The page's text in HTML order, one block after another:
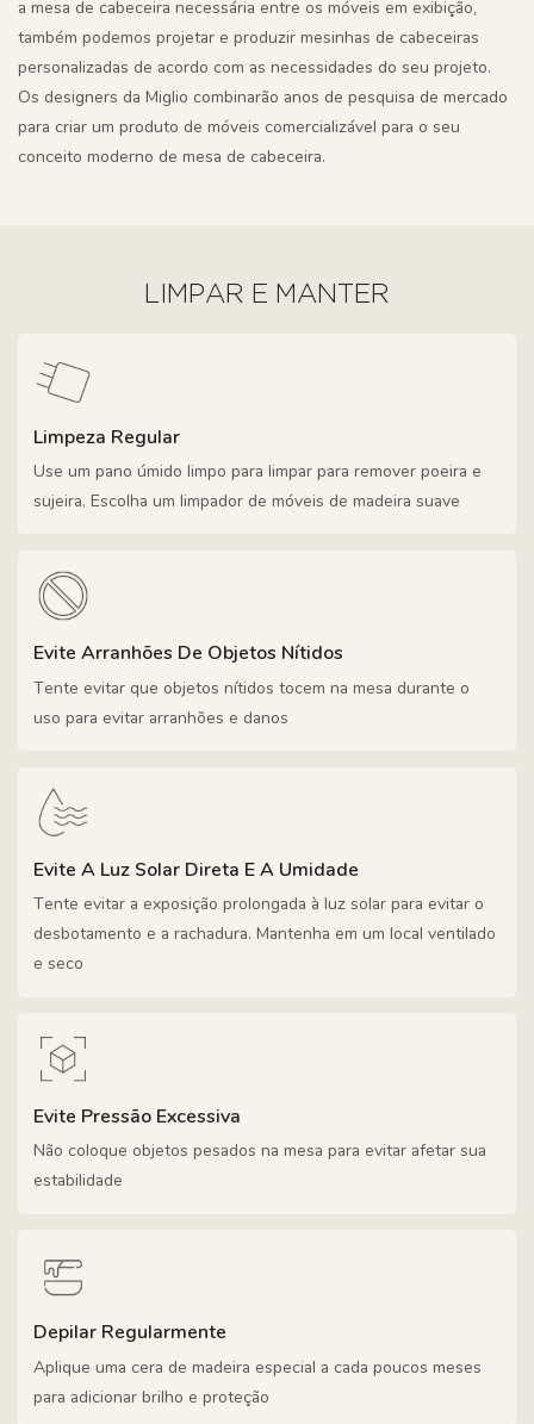
a mesa de cabeceira necessária entre os móveis em exibição,
também podemos projetar e produzir mesinhas de cabeceiras
personalizadas de acordo com as necessidades do seu projeto.
Os designers da Miglio combinarão anos de pesquisa de mercado
para criar um produto de móveis comercializável para o seu
conceito moderno de mesa de cabeceira.
LIMPAR E MANTER
Limpeza Regular
Use um pano úmido limpo para limpar para remover poeira e
sujeira. Escolha um limpador de móveis de madeira suave
Evite Arranhões De Objetos Nítidos
Tente evitar que objetos nítidos tocem na mesa durante o
uso para evitar arranhões e danos
Evite A Luz Solar Direta E A Umidade
Tente evitar a exposição prolongada à luz solar para evitar o
desbotamento e a rachadura. Mantenha em um local ventilado
e seco
Evite Pressão Excessiva
Não coloque objetos pesados ​​na mesa para evitar afetar sua
estabilidade
Depilar Regularmente
Aplique uma cera de madeira especial a cada poucos meses
para adicionar brilho e proteção